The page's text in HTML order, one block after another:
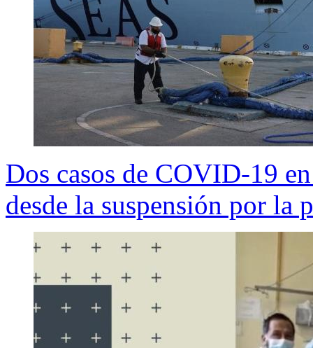
Dos casos de COVID-19
desde la suspensión por la